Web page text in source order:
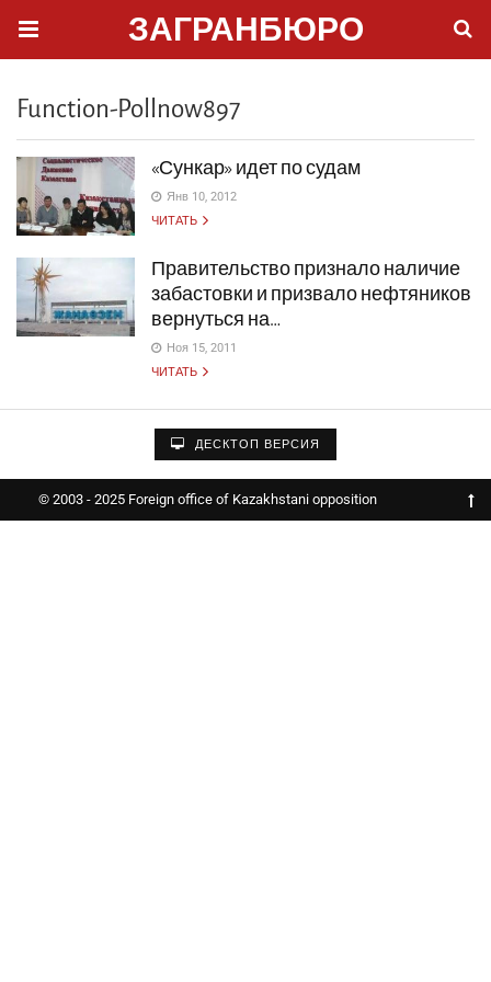
ЗАГРАНБЮРО
Function-Pollnow897
«Сункар» идет по судам
Янв 10, 2012
ЧИТАТЬ
Правительство признало наличие
забастовки и призвало нефтяников
вернуться на…
Ноя 15, 2011
ЧИТАТЬ
ДЕСКТОП ВЕРСИЯ
© 2003 - 2025 Foreign office of Kazakhstani opposition